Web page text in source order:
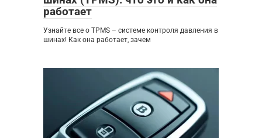
работает
Узнайте все о TPMS – системе контроля давления в
шинах! Как она работает, зачем